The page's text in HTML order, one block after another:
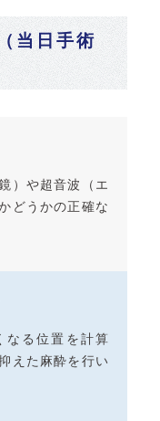
当日手術
）や超音波（エ
どうかの正確な
なる位置を計算
えた麻酔を行い